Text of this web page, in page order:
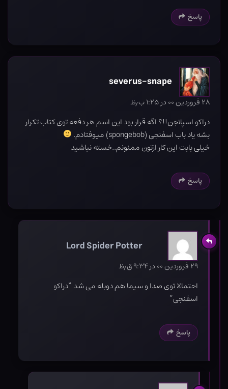
پاسخ
severus-snape
۲۸ فروردین ۰۰ در ۱:۲۵ ب٫ظ
دراکو اسپانجن!!؟ اگه قرار بود این اسم هر دفعه توی کتاب تکرار
بشه یاد باب اسفنجی (spongebob) میوفتادم.
خیلی بابت این کار ازتون ممنونم..خسته نباشید
پاسخ
Lord Spider Potter
۲۹ فروردین ۰۰ در ۹:۳۴ ق٫ظ
احتمالا توی صدا و سیما هم دوبله می شد “دراکو
اسفنجی”
پاسخ